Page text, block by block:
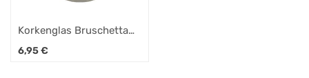
Korkenglas Bruschetta
klassich 30g
6,95€